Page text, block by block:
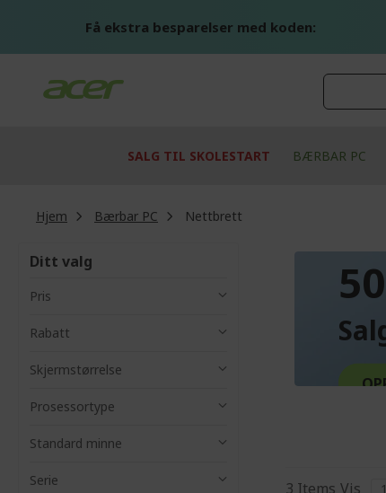
Få ekstra besparelser med koden:
SALG TIL SKOLESTART BÆRBAR PC
Hjem Bærbar PC Nettbrett
3 Items Vis
Ditt valg
Pris
Rabatt
Skjermstørrelse
Prosessortype
Standard minne
Serie